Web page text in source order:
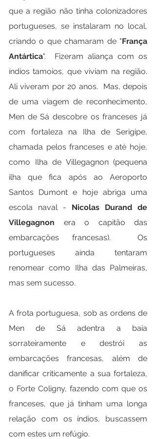
que a região não tinha colonizadores
portugueses, se instalaram no local,
criando o que chamaram de "França
Antártica".  Fizeram aliança com os
índios tamoios, que viviam na região.
Ali viveram por 20 anos.  Mas, depois
de uma viagem de reconhecimento,
Men de Sá descobre os franceses já
com fortaleza na Ilha de Serigipe,
chamada pelos franceses e até hoje,
como Ilha de Villegagnon (pequena
ilha que fica após ao Aeroporto
Santos Dumont e hoje abriga uma
escola naval - Nicolas Durand de
Villegagnon era o capitão das
embarcações francesas).  Os
portugueses ainda tentaram
renomear como Ilha das Palmeiras,
mas sem sucesso.
A frota portuguesa, sob as ordens de
Men de Sá adentra a baia
sorrateiramente e destrói as
embarcações francesas, além de
danificar criticamente a sua fortaleza,
o Forte Coligny, fazendo com que os
franceses, que já tinham uma longa
relação com os índios, buscassem
com estes um refúgio.